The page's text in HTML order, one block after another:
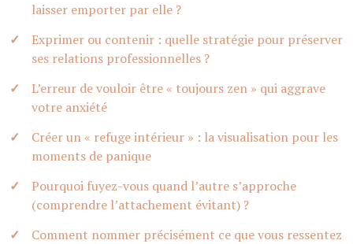
laisser emporter par elle ?
Exprimer ou contenir : quelle stratégie pour préserver
ses relations professionnelles ?
L’erreur de vouloir être « toujours zen » qui aggrave
votre anxiété
Créer un « refuge intérieur » : la visualisation pour les
moments de panique
Pourquoi fuyez-vous quand l’autre s’approche
(comprendre l’attachement évitant) ?
Comment nommer précisément ce que vous ressentez